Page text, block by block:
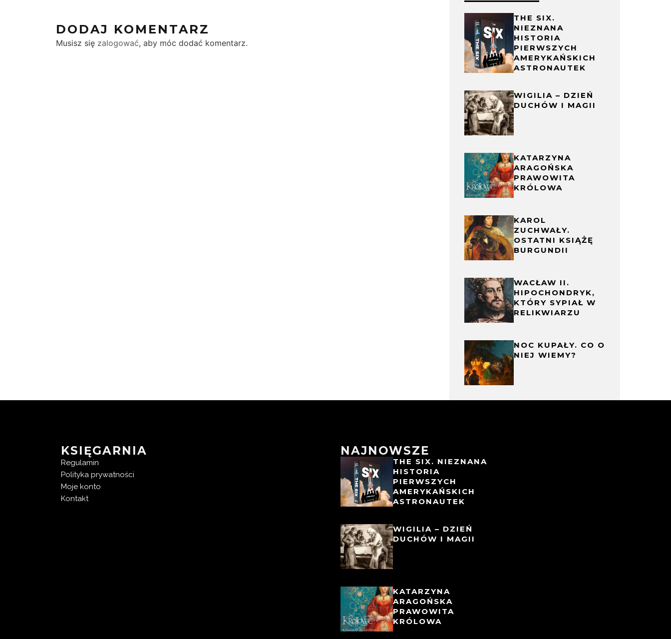
DODAJ KOMENTARZ
Musisz się zalogować, aby móc dodać komentarz.
THE SIX.
NIEZNANA
HISTORIA
PIERWSZYCH
AMERYKAŃSKICH
ASTRONAUTEK
WIGILIA – DZIEŃ
DUCHÓW I MAGII
KATARZYNA
ARAGOŃSKA
PRAWOWITA
KRÓLOWA
KAROL
ZUCHWAŁY.
OSTATNI KSIĄŻĘ
BURGUNDII
WACŁAW II.
HIPOCHONDRYK,
KTÓRY SYPIAŁ W
RELIKWIARZU
NOC KUPAŁY. CO O
NIEJ WIEMY?
KSIĘGARNIA
Regulamin
Polityka prywatności
Moje konto
Kontakt
NAJNOWSZE
THE SIX. NIEZNANA
HISTORIA
PIERWSZYCH
AMERYKAŃSKICH
ASTRONAUTEK
WIGILIA – DZIEŃ
DUCHÓW I MAGII
KATARZYNA
ARAGOŃSKA
PRAWOWITA
KRÓLOWA